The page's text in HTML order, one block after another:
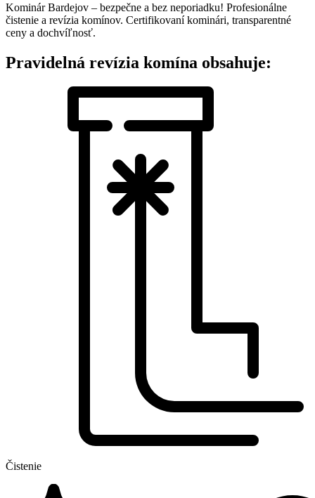
Kominár Bardejov – bezpečne a bez neporiadku! Profesionálne
čistenie a revízia komínov. Certifikovaní kominári, transparentné
ceny a dochvíľnosť.
Pravidelná revízia komína obsahuje:
Čistenie